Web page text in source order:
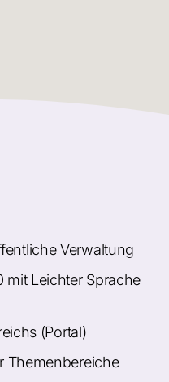
Verwaltung
mit Leichter Sprache
(Portal)
Themenbereiche